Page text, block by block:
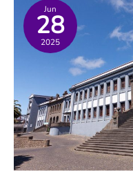
haya
contado
con
las
universidades
públicas
la
Ciencia
Jun
28
2025